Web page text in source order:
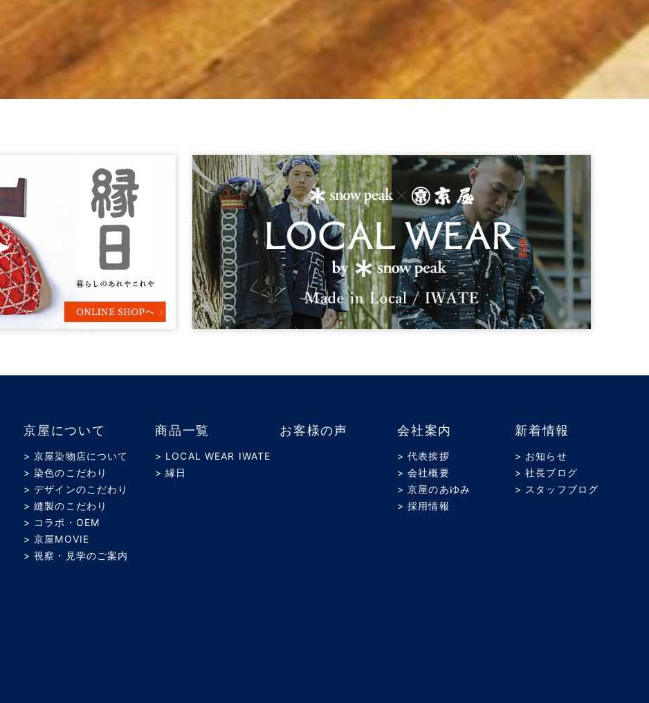
京屋について
> 京屋染物店について
> 染色のこだわり
> デザインのこだわり
> 縫製のこだわり
> コラボ・OEM
> 京屋MOVIE
> 視察・見学のご案内
商品一覧
> LOCAL WEAR IWATE
> 縁日
お客様の声 会社案内
> 代表挨拶
> 会社概要
> 京屋のあゆみ
> 採用情報
新着情報
> お知らせ
> 社長ブログ
> スタッフブログ